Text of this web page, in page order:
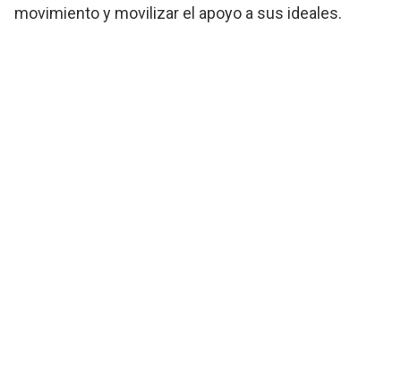
movimiento y movilizar el apoyo a sus ideales.